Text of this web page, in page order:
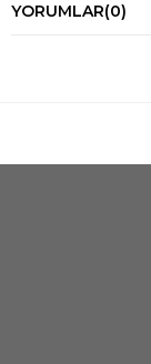
YORUMLAR(0)